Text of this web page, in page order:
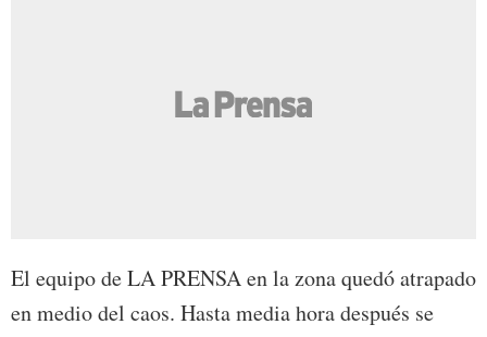
El equipo de LA PRENSA en la zona quedó atrapado
en medio del caos. Hasta media hora después se